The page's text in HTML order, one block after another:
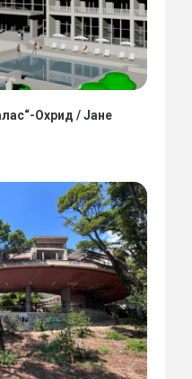
Охрид / Јане